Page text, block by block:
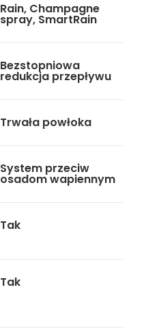
Rain, Champagne
spray, SmartRain
Bezstopniowa
redukcja przepływu
Trwała powłoka
System przeciw
osadom wapiennym
Tak
Tak